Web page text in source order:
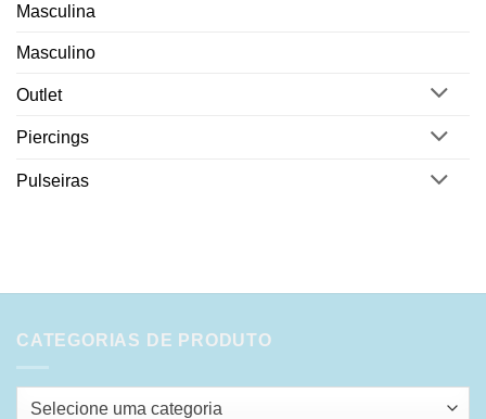
Masculina
Masculino
Outlet
Piercings
Pulseiras
CATEGORIAS DE PRODUTO
Selecione uma categoria